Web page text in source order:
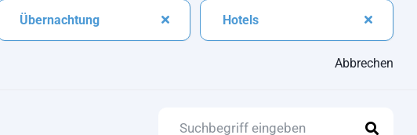
Übernachtung Hotels
Abbrechen